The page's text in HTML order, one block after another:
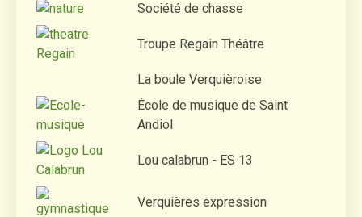
Société de chasse
Troupe Regain Théâtre
La boule Verquièroise
École de musique de Saint
Andiol
Lou calabrun - ES 13
Verquières expression